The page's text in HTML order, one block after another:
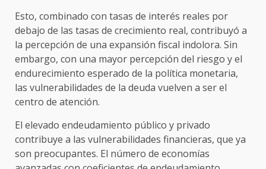
Esto, combinado con tasas de interés reales por
debajo de las tasas de crecimiento real, contribuyó a
la percepción de una expansión fiscal indolora. Sin
embargo, con una mayor percepción del riesgo y el
endurecimiento esperado de la política monetaria,
las vulnerabilidades de la deuda vuelven a ser el
centro de atención.
El elevado endeudamiento público y privado
contribuye a las vulnerabilidades financieras, que ya
son preocupantes. El número de economías